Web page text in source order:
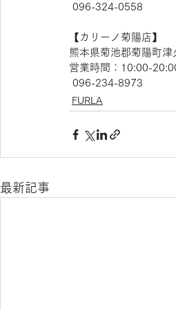
096-324-0558
【​カリーノ菊陽店】
熊本県菊池郡菊陽町
営業時間：10:00-
096-234-8973
FURLA
最新記事